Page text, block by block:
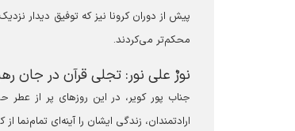
پیش از دوران کرونا نیز که توفیق دیدار
محکم‌تر می‌کردند.
نورٌ علی نور: تجلی قرآن در جان
جناب پور کویر، در این روزهای پر از
ارادتمندان، زندگی ایشان را آینه‌ای